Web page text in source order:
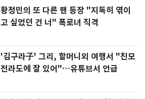
황정민의 또 다른 팬 등장 "지독히 엮이
고 싶었던 건 너" 폭로녀 직격
'김구라子' 그리, 할머니외 여행서 "친모
전라도에 잘 있어"…유튜브서 언급